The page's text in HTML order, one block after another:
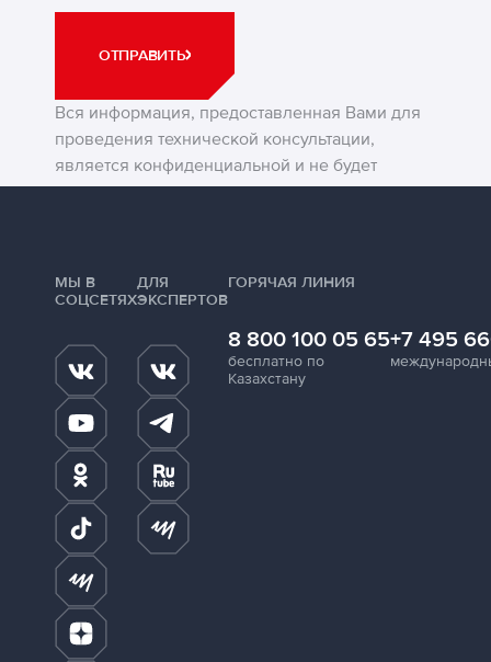
ОТПРАВИТЬ
Вся информация, предоставленная Вами для
проведения технической консультации,
является конфиденциальной и не будет
передана третьим лицам.
МЫ В
СОЦСЕТЯХ
ДЛЯ
ЭКСПЕРТОВ
ГОРЯЧАЯ ЛИНИЯ
8 800 100 05 65
бесплатно по
Казахстану
+7 495